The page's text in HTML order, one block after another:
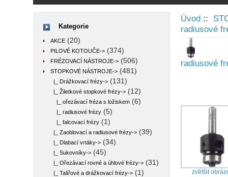
Kategorie
AKCE (20)
PILOVÉ KOTOUČE-> (374)
FRÉZOVACÍ NÁSTROJE-> (506)
STOPKOVÉ NÁSTROJE-> (481)
|_ Drážkovací frézy-> (131)
|_ Žiletkové stopkové frézy-> (12)
|_ ořezávací fréza s ložiskem (6)
|_ radiusové frézy (5)
|_ falcovací frézy (1)
|_ Zaoblovací a radiusové frézy-> (39)
|_ Dlabací vrtáky-> (34)
|_ Sukovníky-> (45)
|_ Ořezávací rovné a úhlové frézy-> (31)
|_ Talířové a drážkovací frézy-> (1)
Úvod ::
radiusové
radiusové
zvětšit